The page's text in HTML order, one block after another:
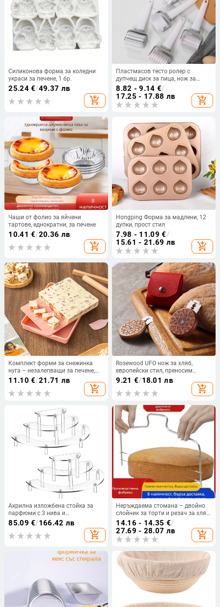
Силиконова форма за коледни
украси за печене, 1 бр.
25.24€/49.37 лв
add_shopping_cart
Пластмасов тесто ролер с
дупчещ диск за пица, нож за
разточване на фондан/
сладкарска маса, формичка за
бисквитки, нож за пица с решетка
8.82 - 9.14 €/
17.25 - 17.88 лв
add_shopping_cart
Чаши от фолио за яйчени
тартове, еднократни, за печене
10.41 €/20.36 лв
add_shopping_cart
Hongping Форма за мадлени, 12
дупки, прост стил
7.98 - 11.09 €/
15.61 - 21.69 лв
add_shopping_cart
Комплект форми за снежинка
нуга – незалепващи за печене,
марка Полиестер, произход
Zhejiang, категория сладкарска
кутия, китайски стил
11.10 €/21.71 лв
add_shopping_cart
Rosewood UFO нож за хляб,
европейски стил, преносим
кръгъл нож за мек европейски
9.21 €/18.01 лв
add_shopping_cart
Акрилна изложбена стойка за
парфюми с 3 нива и
многофункционална стойка за
къпкейкове и десерти
85.09 €/166.42 лв
add_shopping_cart
Неръждаема стомана – двойно
слойник за торти и резач за хляб
– кухненски инструмент за
печене
14.16 - 14.35 €/
27.69 - 28.07 лв
add_shopping_cart